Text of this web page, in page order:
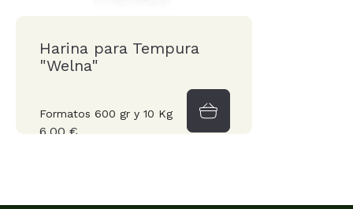
Harina para Tempura
"Welna"
Formatos 600 gr y 10 Kg
6,00 €